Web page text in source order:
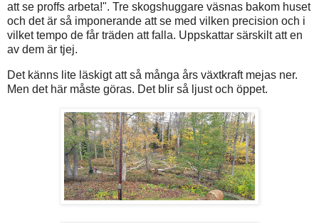
att se proffs arbeta!". Tre skogshuggare väsnas bakom huset
och det är så imponerande att se med vilken precision och i
vilket tempo de får träden att falla. Uppskattar särskilt att en
av dem är tjej.
Det känns lite läskigt att så många års växtkraft mejas ner.
Men det här måste göras. Det blir så ljust och öppet.